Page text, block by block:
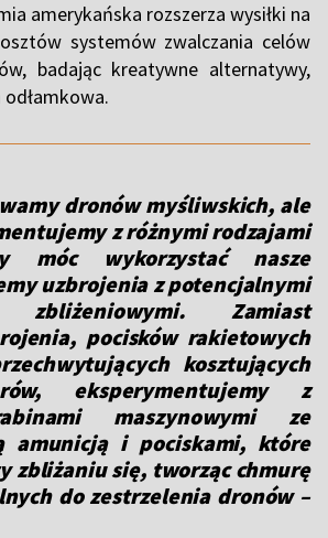
amerykańska rozszerza wysiłki na
systemów zwalczania celów
badając kreatywne alternatywy,
dronów myśliwskich, ale
z różnymi rodzajami
móc wykorzystać nasze
uzbrojenia z potencjalnymi
zbliżeniowymi. Zamiast
pocisków rakietowych
kosztujących
eksperymentujemy z
maszynowymi ze
amunicją i pociskami, które
zbliżaniu się, tworząc chmurę
do zestrzelenia dronów –